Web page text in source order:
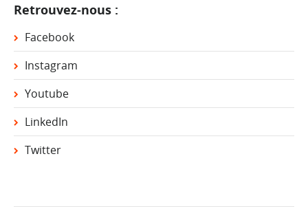
Retrouvez-nous :
Facebook
Instagram
Youtube
LinkedIn
Twitter